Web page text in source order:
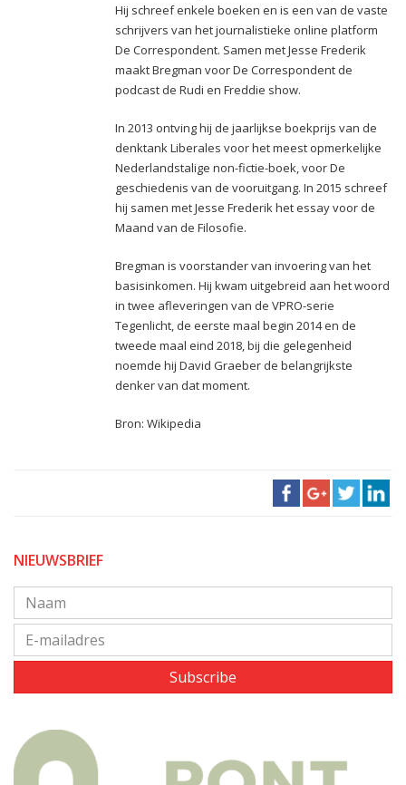
Hij schreef enkele boeken en is een van de vaste
schrijvers van het journalistieke online platform
De Correspondent. Samen met Jesse Frederik
maakt Bregman voor De Correspondent de
podcast de Rudi en Freddie show.
In 2013 ontving hij de jaarlijkse boekprijs van de
denktank Liberales voor het meest opmerkelijke
Nederlandstalige non-fictie-boek, voor De
geschiedenis van de vooruitgang. In 2015 schreef
hij samen met Jesse Frederik het essay voor de
Maand van de Filosofie.
Bregman is voorstander van invoering van het
basisinkomen. Hij kwam uitgebreid aan het woord
in twee afleveringen van de VPRO-serie
Tegenlicht, de eerste maal begin 2014 en de
tweede maal eind 2018, bij die gelegenheid
noemde hij David Graeber de belangrijkste
denker van dat moment.
Bron: Wikipedia
NIEUWSBRIEF
Subscribe